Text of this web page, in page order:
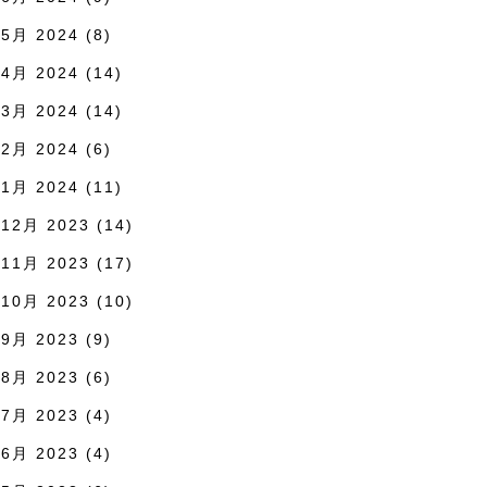
5月 2024 (8)
4月 2024 (14)
3月 2024 (14)
2月 2024 (6)
1月 2024 (11)
12月 2023 (14)
11月 2023 (17)
10月 2023 (10)
9月 2023 (9)
8月 2023 (6)
7月 2023 (4)
6月 2023 (4)